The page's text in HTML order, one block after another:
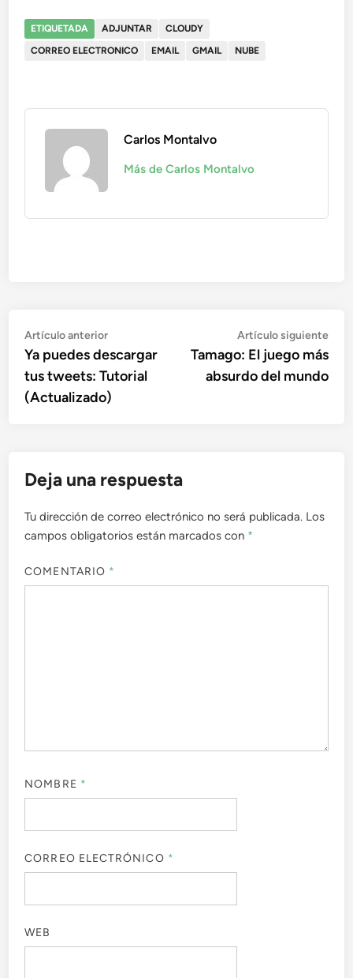
ETIQUETADA ADJUNTAR
CLOUDY
CORREO ELECTRONICO
EMAIL GMAIL NUBE
Carlos Montalvo
Más de Carlos Montalvo
Navegación
de
entradas
Artículo anteriorArtículo
anterior:
Ya puedes descargar
tus tweets: Tutorial
(Actualizado)
Artículo siguiente
Tamago: El juego más
absurdo del mundo
Deja una respuesta
Tu dirección de correo electrónico no será publicada. Los
campos obligatorios están marcados con *
COMENTARIO *
NOMBRE *
CORREO ELECTRÓNICO *
WEB